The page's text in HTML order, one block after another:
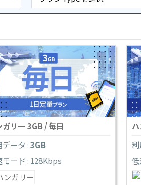
ガリー 3GB / 毎日
ータ :3GB
モード : 128Kbps
利